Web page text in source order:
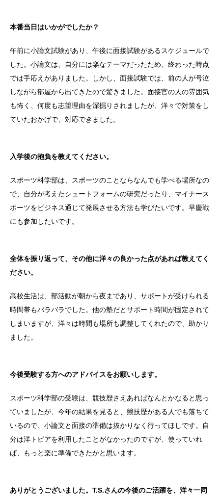
本番当日はいかがでしたか？
午前に小論文試験があり、午後に面接試験があるスケジュールで
した。小論文は、自分には楽なテーマだったため、終わった時点
では手応えがありました。しかし、面接試験では、前の人が号泣
しながら部屋から出てきたので驚きました。面接官の人の雰囲気
も怖く、何度も志望理由を深掘りされましたが、洋々で対策をし
ていたおかげで、対応できました。
入学後の抱負を教えてください。
スポーツ科学部は、スポーツのことならなんでも学べる場所なの
で、自分が考えたシュートフォームの研究だったり、マイナース
ポーツをビジネス通じて発展させる方法も学びたいです。早慶戦
にも参加したいです。
全体を振り返って、その他に洋々の良かった点があれば教えてく
ださい。
高校生活は、部活動が朝から夜まであり、サポートが受けられる
時間帯もバラバラでした。他の塾だとサポート時間が固定されて
しまいますが、洋々は時間も場所も調整してくれたので、助かり
ました。
今後受験する方へのアドバイスをお願いします。
スポーツ科学部の受験は、競技歴さえあればなんとかなると思っ
ていましたが、今年の結果を見ると、競技歴がある人でも落ちて
いるので、小論文と面接の準備は抜かりなく行ってほしです。自
分は洋トピアを利用したことがなかったのですが、使っていれ
ば、もっと楽に準備できたかと思います。
ありがとうございました。T.S.さんの今後のご活躍を、洋々一同